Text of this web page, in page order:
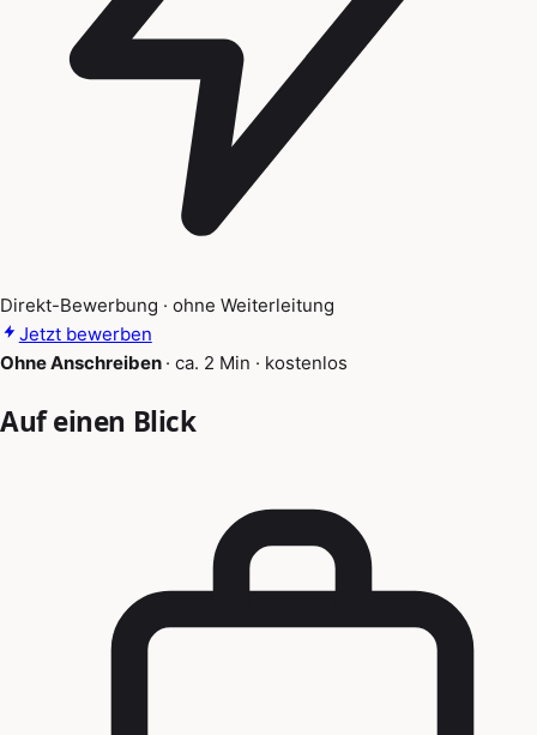
Direkt-Bewerbung · ohne Weiterleitung
Jetzt bewerben
Ohne Anschreiben · ca. 2 Min · kostenlos
Auf einen Blick